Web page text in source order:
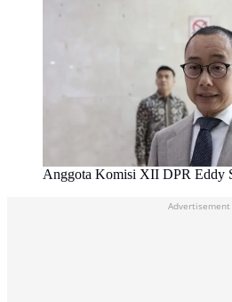
Anggota Komisi XII DPR Eddy
Advertisement